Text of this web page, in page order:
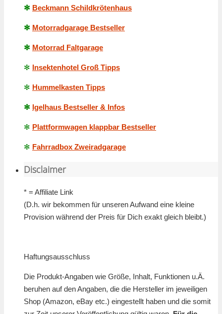
✻ Beckmann Schildkrötenhaus
✻ Motorradgarage Bestseller
✻ Motorrad Faltgarage
✻ Insektenhotel Groß Tipps
✻ Hummelkasten Tipps
✻ Igelhaus Bestseller & Infos
✻ Plattformwagen klappbar Bestseller
✻ Fahrradbox Zweiradgarage
Disclaimer
* = Affiliate Link
(D.h. wir bekommen für unseren Aufwand eine kleine
Provision während der Preis für Dich exakt gleich bleibt.)
Haftungsausschluss
Die Produkt-Angaben wie Größe, Inhalt, Funktionen u.Ä.
beruhen auf den Angaben, die die Hersteller im jeweiligen
Shop (Amazon, eBay etc.) eingestellt haben und die somit